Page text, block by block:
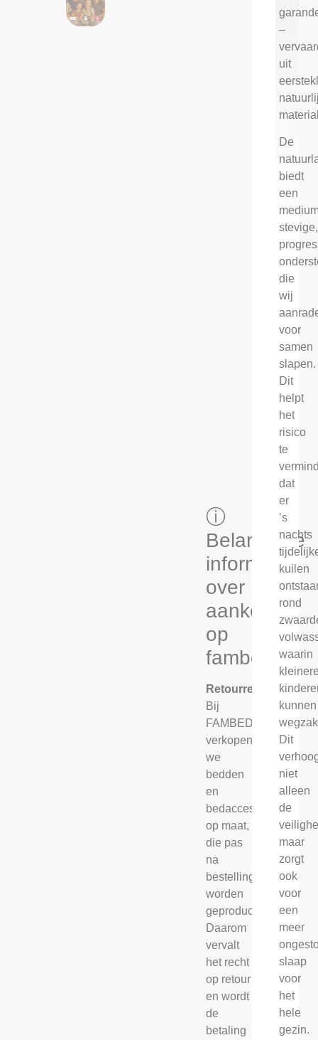
ⓘ
Belangrijke
informatie
over
aankopen
op
fambed.nl
Retourrecht
Bij
FAMBED®
verkopen
we
bedden
en
bedaccessoires
op maat,
die pas
na
bestelling
worden
geproduceerd.
Daarom
vervalt
het recht
op retour
en wordt
de
betaling
–
uit
De
biedt
een
stevige,
die
wij
voor
samen
slapen.
Dit
helpt
het
risico
te
dat
er
’s
nachts
kuilen
rond
waarin
kunnen
Dit
niet
alleen
de
maar
zorgt
ook
voor
een
meer
slaap
voor
het
hele
gezin.